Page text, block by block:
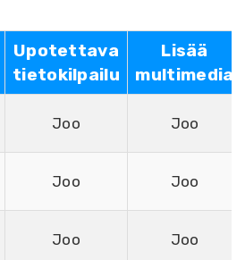
Upotettava
tietokilpailu
Lisää
multimedia
Joo Joo
Joo Joo
Joo Joo